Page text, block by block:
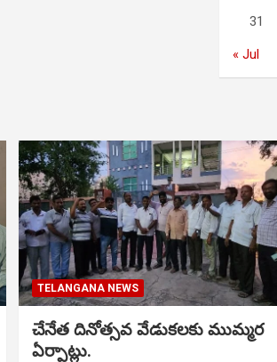
31
« Jul
TELANGANA NEWS
చేనేత దినోత్సవ వేడుకలకు ముమ్మర
ఏర్పాట్లు.